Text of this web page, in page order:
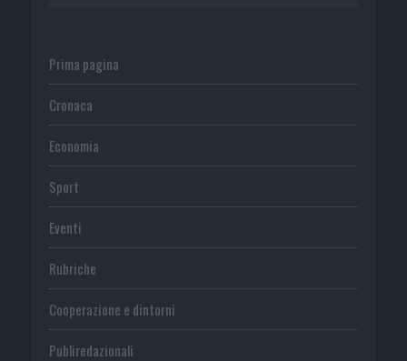
Prima pagina
Cronaca
Economia
Sport
Eventi
Rubriche
Cooperazione e dintorni
Publiredazionali